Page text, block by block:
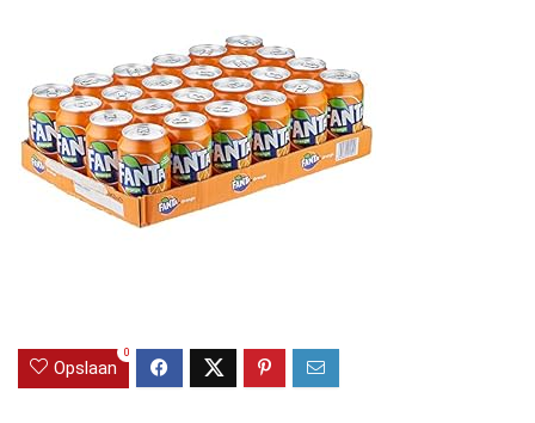
Opslaan
0